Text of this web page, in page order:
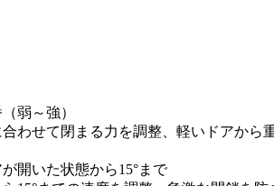
弱～強）
わせて閉まる力を調整、軽いドアから
が開いた状態から15°まで